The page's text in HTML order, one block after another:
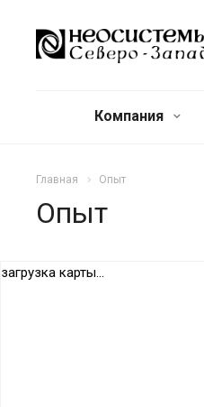
Компания
Главная Опыт
Опыт
загрузка карты...